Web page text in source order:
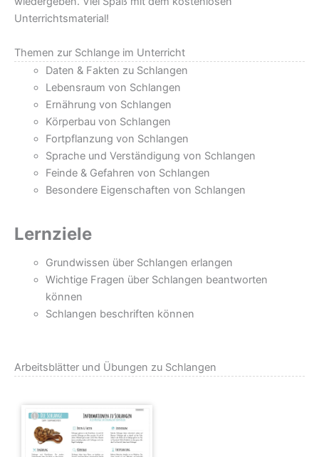
Unterrichtsmaterial!
Themen zur Schlange im Unterricht
Daten & Fakten zu Schlangen
Lebensraum von Schlangen
Ernährung von Schlangen
Körperbau von Schlangen
Fortpflanzung von Schlangen
Sprache und Verständigung von Schlangen
Feinde & Gefahren von Schlangen
Besondere Eigenschaften von Schlangen
Lernziele
Grundwissen über Schlangen erlangen
Wichtige Fragen über Schlangen beantworten
können
Schlangen beschriften können
Arbeitsblätter und Übungen zu Schlangen